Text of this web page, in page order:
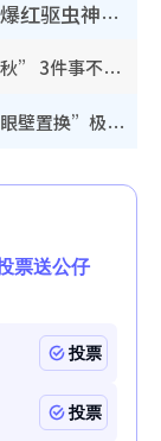
怕虫人士夏季救星！日本3COINS爆红驱虫神器$45起 1招“全程免触碰”轻松搞定小强
立秋2026｜8月7日立秋进入“多事之秋” 3件事不可做！专家教6招开运 清杂物／钱包纳气接好运
台风白海豚料周日袭浙江！经历5次“眼壁置换”极罕见 成登陆内地最长途台风